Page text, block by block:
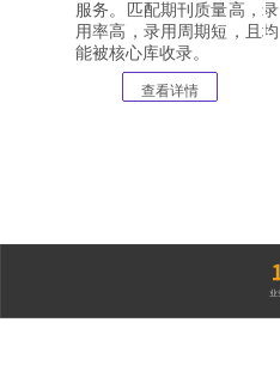
服务。匹配期刊质量高，录
用率高，录用周期短，且均
能被核心库收录。
查看详情